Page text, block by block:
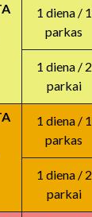
1 diena / 1
parkas
1 diena / 2
parkai
1 diena / 1
parkas
1 diena / 2
parkai